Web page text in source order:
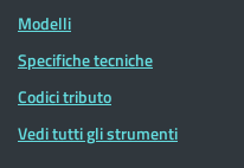
Modelli
Specifiche tecniche
Codici tributo
Vedi tutti gli strumenti